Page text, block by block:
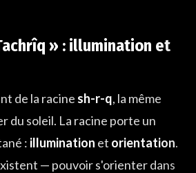
» : illumination et
de la racine sh-r-q, la même
du soleil. La racine porte un
: illumination et orientation.
— pouvoir s'orienter dans